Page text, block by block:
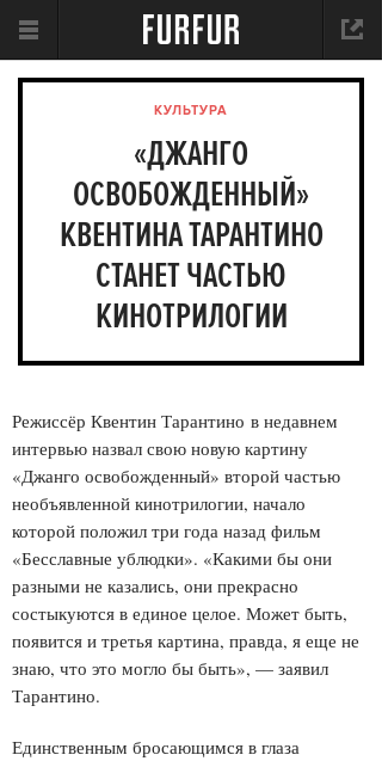
КУЛЬТУРА
«ДЖАНГО
ОСВОБОЖДЕННЫЙ»
КВЕНТИНА ТАРАНТИНО
СТАНЕТ ЧАСТЬЮ
КИНОТРИЛОГИИ
Режиссёр Квентин Тарантино в недавнем
интервью назвал свою новую картину
«Джанго освобожденный» второй частью
необъявленной кинотрилогии, начало
которой положил три года назад фильм
«Бесславные ублюдки». «Какими бы они
разными не казались, они прекрасно
состыкуются в единое целое. Может быть,
появится и третья картина, правда, я еще не
знаю, что это могло бы быть», — заявил
Тарантино.
Единственным бросающимся в глаза